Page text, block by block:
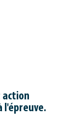
action
l'épreuve.